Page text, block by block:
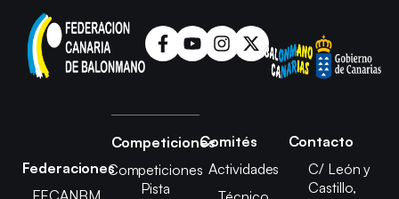
Federaciones
FECANBM
Competiciones
Competiciones
Pista
Comités
Actividades
Contacto
C/ León y
Castillo,